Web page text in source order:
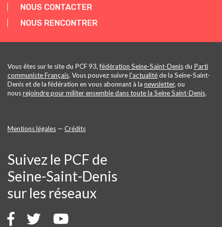
NOUS CONTACTER
NOUS RENCONTRER
Vous êtes sur le site du PCF 93,fédération Seine-Saint-Denisdu Parti
communiste Français. Vous pouvez suivrel'actualitéde la Seine-Saint-
Denis et de la fédération en vous abonnant à la newsletter, ou
nousrejoindre pour militer ensemble dans toute la Seine Saint-Denis.
Mentions légales — Crédits
Suivez le PCF de
Seine-Saint-Denis
sur les réseaux